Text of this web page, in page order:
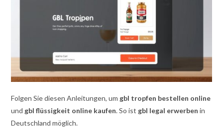
Folgen Sie diesen Anleitungen, um gbl tropfen bestellen online
und gbl flüssigkeit online kaufen. So ist gbl legal erwerben in
Deutschland möglich.